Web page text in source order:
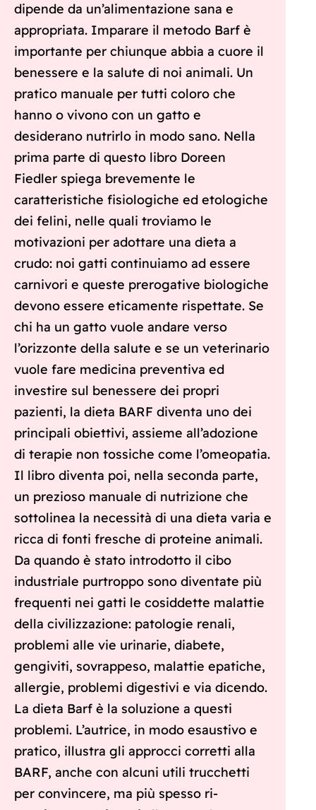
dipende da un’alimentazione sana e
appropriata. Imparare il metodo Barf è
importante per chiunque abbia a cuore il
benessere e la salute di noi animali. Un
pratico manuale per tutti coloro che
hanno o vivono con un gatto e
desiderano nutrirlo in modo sano. Nella
prima parte di questo libro Doreen
Fiedler spiega brevemente le
caratteristiche fisiologiche ed etologiche
dei felini, nelle quali troviamo le
motivazioni per adottare una dieta a
crudo: noi gatti continuiamo ad essere
carnivori e queste prerogative biologiche
devono essere eticamente rispettate. Se
chi ha un gatto vuole andare verso
l’orizzonte della salute e se un veterinario
vuole fare medicina preventiva ed
investire sul benessere dei propri
pazienti, la dieta BARF diventa uno dei
principali obiettivi, assieme all’adozione
di terapie non tossiche come l’omeopatia.
Il libro diventa poi, nella seconda parte,
un prezioso manuale di nutrizione che
sottolinea la necessità di una dieta varia e
ricca di fonti fresche di proteine animali.
Da quando è stato introdotto il cibo
industriale purtroppo sono diventate più
frequenti nei gatti le cosiddette malattie
della civilizzazione: patologie renali,
problemi alle vie urinarie, diabete,
gengiviti, sovrappeso, malattie epatiche,
allergie, problemi digestivi e via dicendo.
La dieta Barf è la soluzione a questi
problemi. L’autrice, in modo esaustivo e
pratico, illustra gli approcci corretti alla
BARF, anche con alcuni utili trucchetti
per convincere, ma più spesso ri-